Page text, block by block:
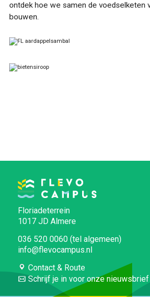
ontdek hoe we samen de voedselketen
bouwen.
Floriadeterrein
1017 JD Almere
036 520 0060 (tel algemeen)
info@flevocampus.nl
Contact & Route
Schrijf je in voor onze nieuwsbrief